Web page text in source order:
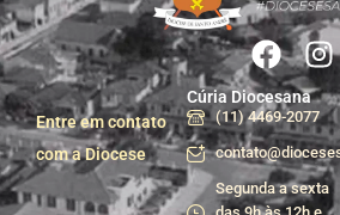
Entre em contato
com a Diocese
Cúria Diocesana
(11) 4469-2077
Segunda a sexta